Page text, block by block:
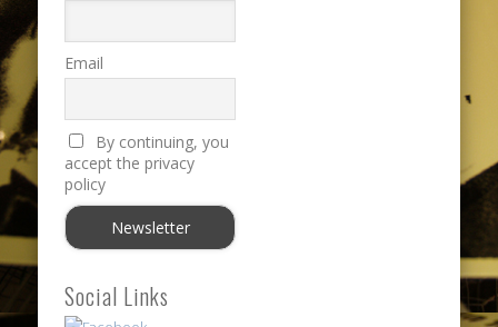
Email
By continuing, you
accept the privacy
policy
Social Links